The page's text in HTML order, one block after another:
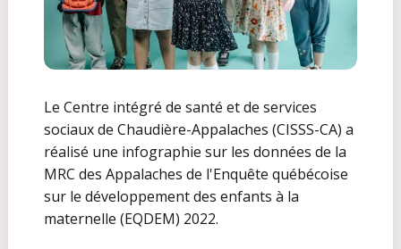
Le Centre intégré de santé et de services
sociaux de Chaudière-Appalaches (CISSS-CA) a
réalisé une infographie sur les données de la
MRC des Appalaches de l'Enquête québécoise
sur le développement des enfants à la
maternelle (EQDEM) 2022.